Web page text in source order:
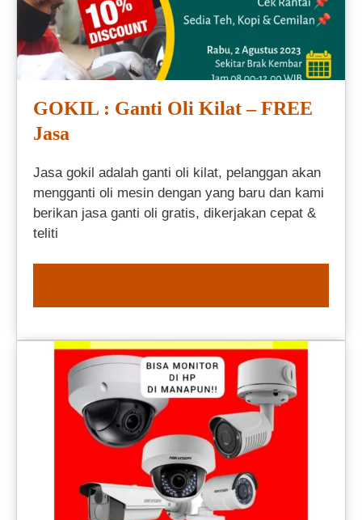
GOKIL : Ganti Oli Kilat – FREE
Jasa
Jasa gokil adalah ganti oli kilat, pelanggan akan
mengganti oli mesin dengan yang baru dan kami
berikan jasa ganti oli gratis, dikerjakan cepat &
teliti